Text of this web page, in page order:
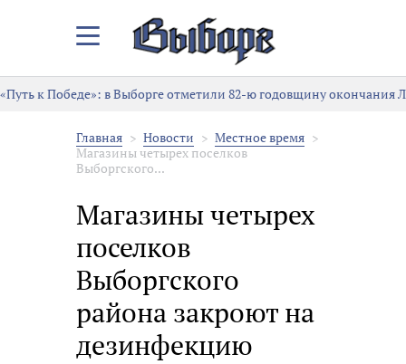
Закрыть/
меню
«Путь к Победе»: в Выборге отметили 82-ю годовщину окончания
Главная Новости
Местное время
Магазины четырех поселков
Выборгского...
Магазины четырех
поселков
Выборгского
района закроют на
дезинфекцию